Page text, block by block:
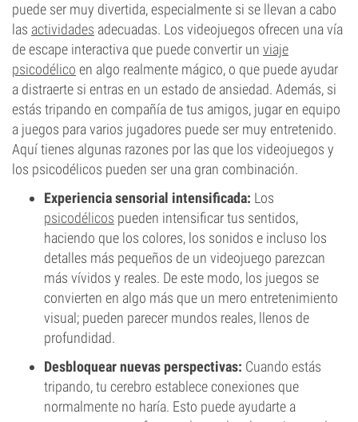
puede ser muy divertida, especialmente si se llevan a cabo
las actividades adecuadas. Los videojuegos ofrecen una vía
de escape interactiva que puede convertir un viaje
psicodélico en algo realmente mágico, o que puede ayudar
a distraerte si entras en un estado de ansiedad. Además, si
estás tripando en compañía de tus amigos, jugar en equipo
a juegos para varios jugadores puede ser muy entretenido.
Aquí tienes algunas razones por las que los videojuegos y
los psicodélicos pueden ser una gran combinación.
Experiencia sensorial intensificada: Los
psicodélicos pueden intensificar tus sentidos,
haciendo que los colores, los sonidos e incluso los
detalles más pequeños de un videojuego parezcan
más vívidos y reales. De este modo, los juegos se
convierten en algo más que un mero entretenimiento
visual; pueden parecer mundos reales, llenos de
profundidad.
Desbloquear nuevas perspectivas: Cuando estás
tripando, tu cerebro establece conexiones que
normalmente no haría. Esto puede ayudarte a